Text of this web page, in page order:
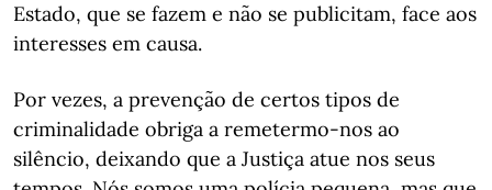
Estado, que se fazem e não se publicitam, face aos
interesses em causa.
Por vezes, a prevenção de certos tipos de
criminalidade obriga a remetermo-nos ao
silêncio, deixando que a Justiça atue nos seus